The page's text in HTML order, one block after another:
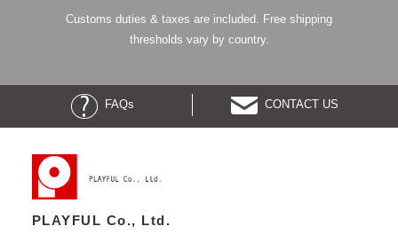
Customs duties & taxes are included. Free shipping
thresholds vary by country.
FAQs CONTACT US
PLAYFUL Co., Ltd.